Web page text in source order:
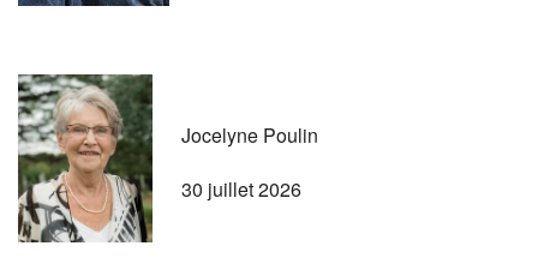
Jocelyne Poulin
30 juillet 2026